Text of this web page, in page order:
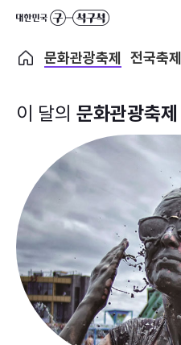
문화관광축제 전국축제
이 달의 문화관광축제